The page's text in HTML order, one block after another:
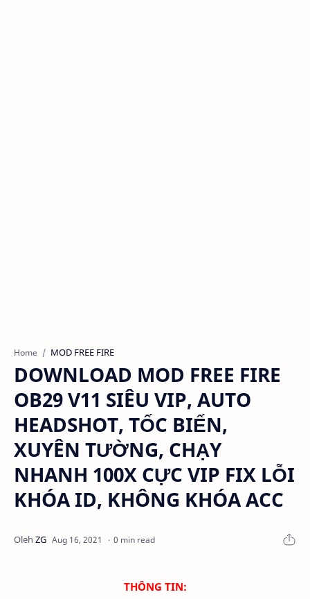
Home MOD FREE FIRE
DOWNLOAD MOD FREE FIRE
OB29 V11 SIÊU VIP, AUTO
HEADSHOT, TỐC BIẾN,
XUYÊN TƯỜNG, CHẠY
NHANH 100X CỰC VIP FIX LỖI
KHÓA ID, KHÔNG KHÓA ACC
0 min read
THÔNG TIN: